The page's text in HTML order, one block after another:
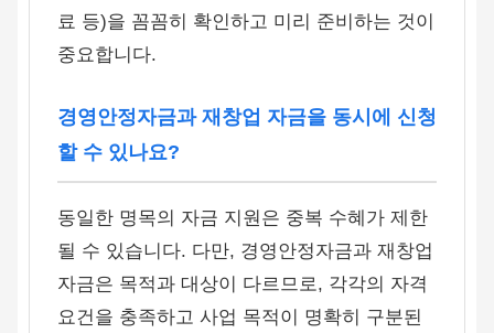
료 등)을 꼼꼼히 확인하고 미리 준비하는 것이
중요합니다.
경영안정자금과 재창업 자금을 동시에 신청
할 수 있나요?
동일한 명목의 자금 지원은 중복 수혜가 제한
될 수 있습니다. 다만, 경영안정자금과 재창업
자금은 목적과 대상이 다르므로, 각각의 자격
요건을 충족하고 사업 목적이 명확히 구분된